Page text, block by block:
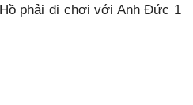
phải đi chơi với Anh Đức 1